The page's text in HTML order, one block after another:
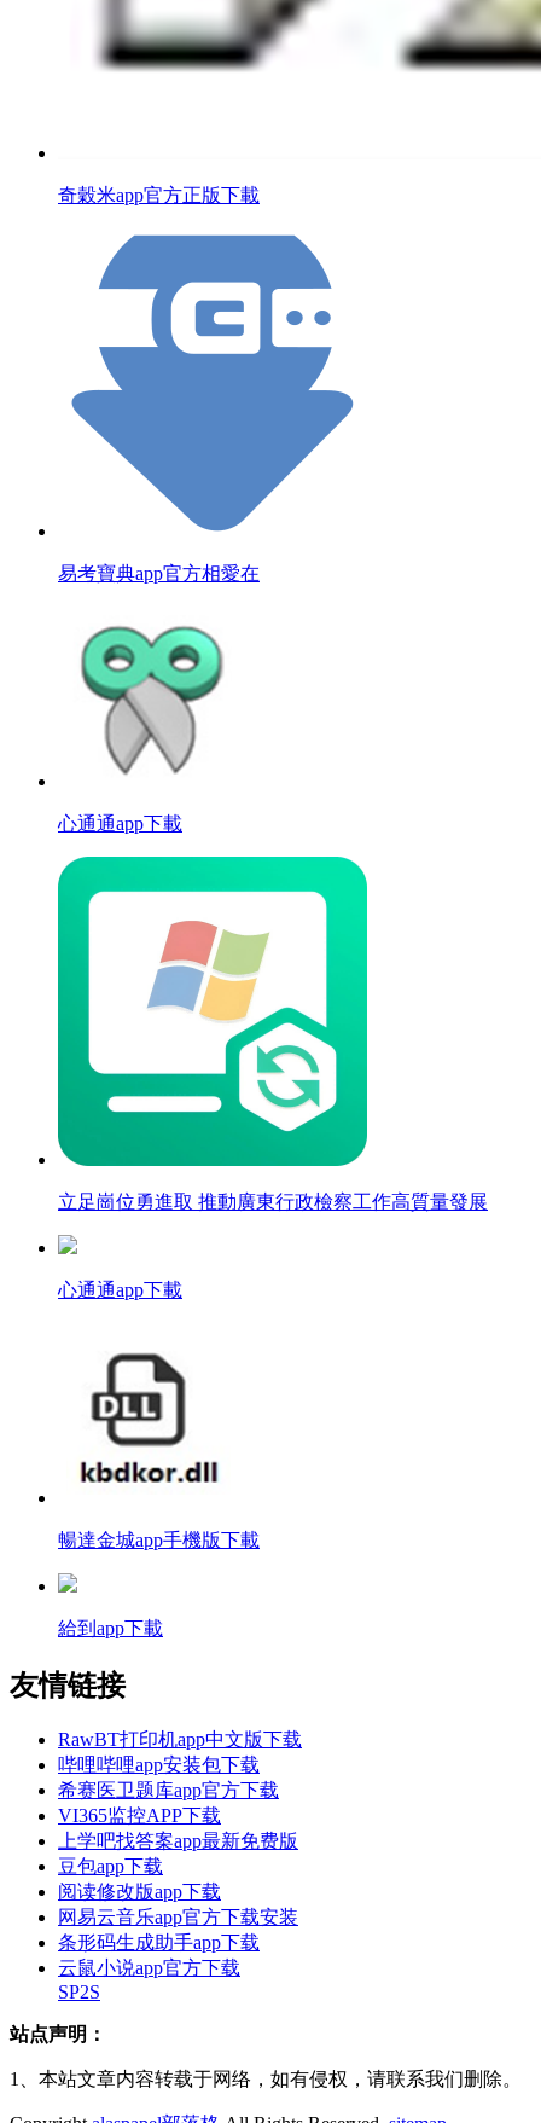
奇穀米app官方正版下載
易考寶典app官方相愛在
心通通app下載
立足崗位勇進取 推動廣東行政檢察工作高質量發展
心通通app下載
暢達金城app手機版下載
給到app下載
友情链接
RawBT打印机app中文版下载
哔哩哔哩app安装包下载
希赛医卫题库app官方下载
VI365监控APP下载
上学吧找答案app最新免费版
豆包app下载
阅读修改版app下载
网易云音乐app官方下载安装
条形码生成助手app下载
云鼠小说app官方下载
SP2S
站点声明：
1、本站文章内容转载于网络，如有侵权，请联系我们删除。